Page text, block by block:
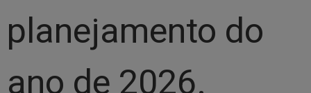
planejamento do